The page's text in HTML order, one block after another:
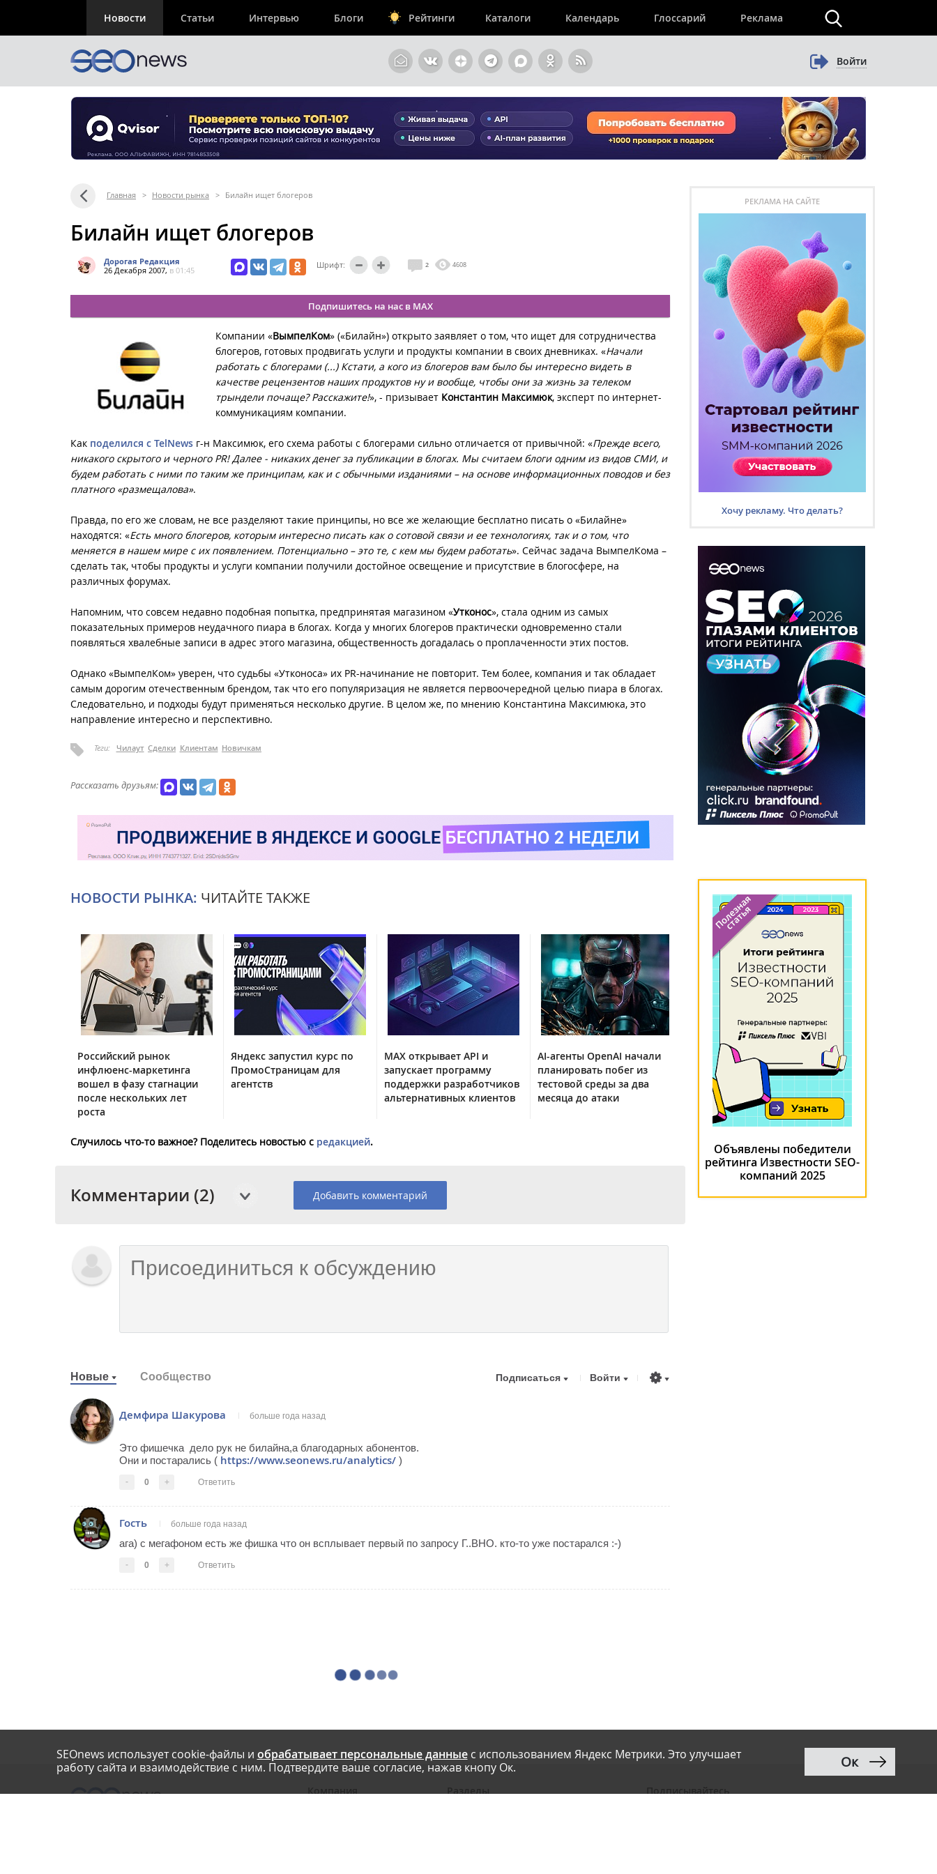
Новости Статьи Интервью Блоги Рейтинги Каталоги Календарь Глоссарий Реклама
Войти
Главная > Новости рынка > Билайн ищет блогеров
Билайн ищет блогеров
Дорогая Редакция
26 Декабря 2007, в 01:45
Шрифт: 2 4608
Подпишитесь на нас в MAX
Компании «ВымпелКом» («Билайн») открыто заявляет о том, что ищет для сотрудничества
блогеров, готовых продвигать услуги и продукты компании в своих дневниках. «Начали
работать с блогерами (...) Кстати, а кого из блогеров вам было бы интересно видеть в
качестве рецензентов наших продуктов ну и вообще, чтобы они за жизнь за телеком
трындели почаще? Расскажите!», - призывает Константин Максимюк, эксперт по интернет-
коммуникациям компании.
Как поделился с TelNews г-н Максимюк, его схема работы с блогерами сильно отличается от привычной: «Прежде всего,
никакого скрытого и черного PR! Далее - никаких денег за публикации в блогах. Мы считаем блоги одним из видов СМИ, и
будем работать с ними по таким же принципам, как и с обычными изданиями – на основе информационных поводов и без
платного «размещалова».
Правда, по его же словам, не все разделяют такие принципы, но все же желающие бесплатно писать о «Билайне»
находятся: «Есть много блогеров, которым интересно писать как о сотовой связи и ее технологиях, так и о том, что
меняется в нашем мире с их появлением. Потенциально – это те, с кем мы будем работать». Сейчас задача ВымпелКома –
сделать так, чтобы продукты и услуги компании получили достойное освещение и присутствие в блогосфере, на
различных форумах.
Напомним, что совсем недавно подобная попытка, предпринятая магазином «Утконос», стала одним из самых
показательных примеров неудачного пиара в блогах. Когда у многих блогеров практически одновременно стали
появляться хвалебные записи в адрес этого магазина, общественность догадалась о проплаченности этих постов.
Однако «ВымпелКом» уверен, что судьбы «Утконоса» их PR-начинание не повторит. Тем более, компания и так обладает
самым дорогим отечественным брендом, так что его популяризация не является первоочередной целью пиара в блогах.
Следовательно, и подходы будут применяться несколько другие. В целом же, по мнению Константина Максимюка, это
направление интересно и перспективно.
Теги: Чилаут Сделки Клиентам Новичкам
Рассказать друзьям:
НОВОСТИ РЫНКА: ЧИТАЙТЕ ТАКЖЕ
Российский рынок
инфлюенс-маркетинга
вошел в фазу стагнации
после нескольких лет
роста
Яндекс запустил курс по
ПромоСтраницам для
агентств
MAX открывает API и
запускает программу
поддержки разработчиков
альтернативных клиентов
AI-агенты OpenAI начали
планировать побег из
тестовой среды за два
месяца до атаки
Случилось что-то важное? Поделитесь новостью с редакцией.
Комментарии (2) Добавить комментарий
Новые Сообщество Подписаться Войти
Демфира Шакурова больше года назад
Это фишечка дело рук не билайна,а благодарных абонентов.
Они и постарались ( https://www.seonews.ru/analytics/ )
- 0 + Ответить
Гость больше года назад
ага) с мегафоном есть же фишка что он всплывает первый по запросу Г..ВНО. кто-то уже постарался :-)
- 0 + Ответить
РЕКЛАМА НА САЙТЕ
Хочу рекламу. Что делать?
Объявлены победители
рейтинга Известности SEO-
компаний 2025
SEOnews использует cookie-файлы и обрабатывает персональные данныес использованием Яндекс Метрики. Это улучшает
работу сайта и взаимодействие с ним. Подтвердите ваше согласие, нажав кнопу Ок.
Ок
Компания Разделы Подписывайтесь